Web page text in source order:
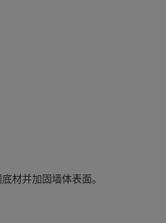
材并加固墙体表面。